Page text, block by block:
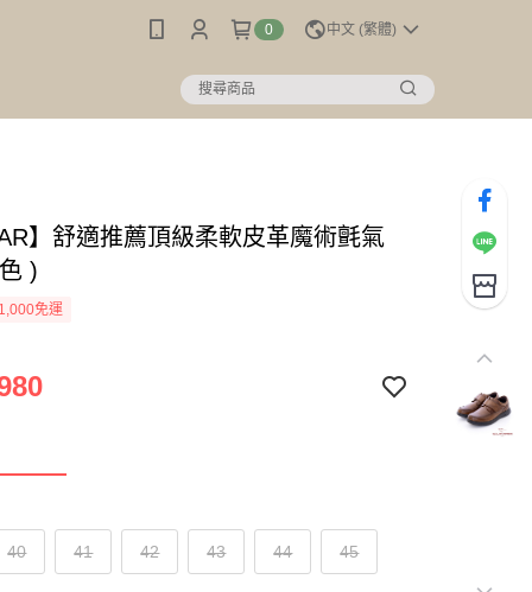
0 中文 (繁體)
】舒適推薦頂級柔軟皮革魔術氈氣
)
免運
40 41 42 43 44 45